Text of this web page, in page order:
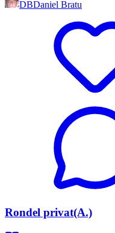
DBDaniel Bratu
Rondel privat(A.)